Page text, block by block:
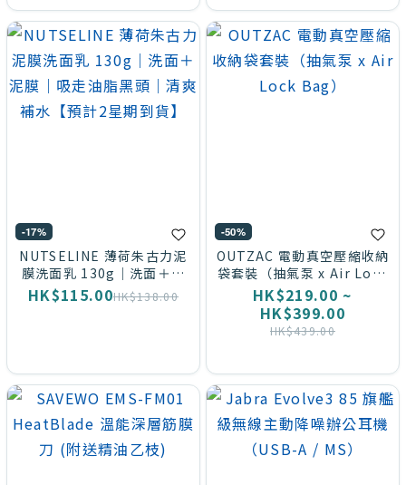
-17%
NUTSELINE 薄荷朱古力泥
膜洗面乳 130g｜洗面＋泥
膜｜吸走油脂黑頭｜清爽補
水【預計2星期到貨】
HK$115.00HK$138.00
-50%
OUTZAC 電動真空壓縮收納
袋套裝（抽氣泵 x Air Lock
Bag）
HK$219.00 ~
HK$399.00
HK$439.00